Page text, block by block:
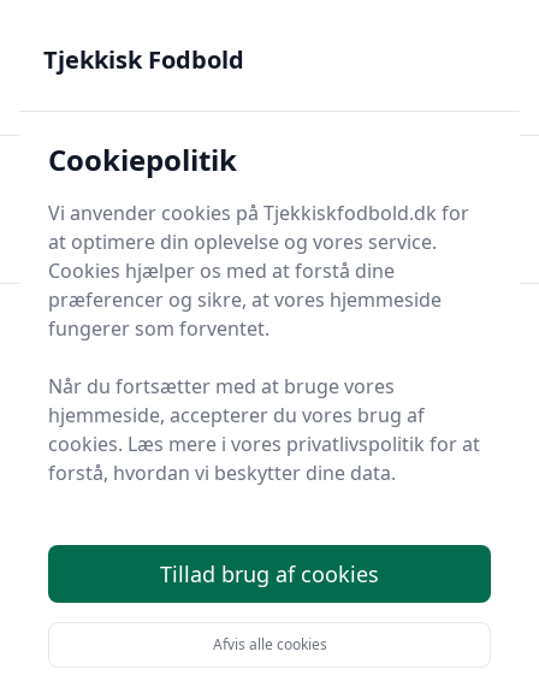
dansk
Søg nu
Artem Byesyedin
Tjekkisk Fodbold
Cookiepolitik
Vi anvender cookies på Tjekkiskfodbold.dk for
at optimere din oplevelse og vores service.
Cookies hjælper os med at forstå dine
præferencer og sikre, at vores hjemmeside
fungerer som forventet.
Når du fortsætter med at bruge vores
hjemmeside, accepterer du vores brug af
cookies. Læs mere i vores privatlivspolitik for at
forstå, hvordan vi beskytter dine data.
Tillad brug af cookies
Afvis alle cookies